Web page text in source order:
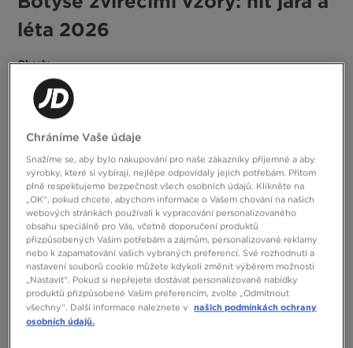
léta 2026
Obsah:
Tenisky s leopardím vzorem: najdete je podle stop
Tenisky s kravským potiskem: pro vůdkyni stáda
Tenisky s žirafími skvrnami: neprosily jsme o to, ale
potřebovaly jsme to
Co spojuje husarského důstojníka ze 17. století, opravdu bohatou
majitelku módního domu z oblíbené telenovely vaší babičky a
Rihannu? Všichni umí nosit zvířecí vzory. A dobře vědí, že jde o
projev síly. „Ano, vím, že město je džungle,“ říkají tenisky s
leopardím vzorem nebo tygřími pruhy, „ale na tomto území jsem já
tím nejnebezpečnějším dravcem.“ Vždy budou trochu kýčovité,
velmi výrazné a zcela nezkrotné. Ale v tom spočívá jejich síla.
Zjistěte, jak nosit zvířecí vzory na den i na večer.
Tenisky s leopardím vzorem: najdete je podle
stop
Chráníme Vaše údaje
Snažíme se, aby bylo nakupování pro naše zákazníky příjemné a aby
výrobky, které si vybírají, nejlépe odpovídaly jejich potřebám. Přitom
plně respektujeme bezpečnost všech osobních údajů. Klikněte na
„OK“, pokud chcete, abychom informace o Vašem chování na našich
webových stránkách používali k vypracování personalizovaného
obsahu speciálně pro Vás, včetně doporučení produktů
přizpůsobených Vašim potřebám a zájmům, personalizované reklamy
nebo k zapamatování vašich vybraných preferencí. Své rozhodnutí a
nastavení souborů cookie můžete kdykoli změnit výběrem možnosti
„Nastavit“. Pokud si nepřejete dostávat personalizované nabídky
produktů přizpůsobené Vašim preferencím, zvolte „Odmítnout
všechny“. Další informace naleznete v našich podmínkách ochrany
osobních údajů.